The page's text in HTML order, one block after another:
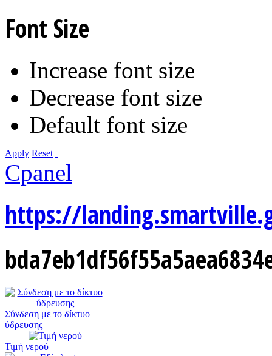
Font Size
Increase font size
Decrease font size
Default font size
Apply Reset
Cpanel
https://
Σύνδεση με το δίκτυο
ύδρευσης
Τιμή νερού